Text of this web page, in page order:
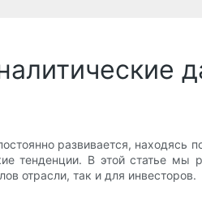
развивается, находясь
тенденции. В этой статье мы
отрасли, так и для инвесторов.